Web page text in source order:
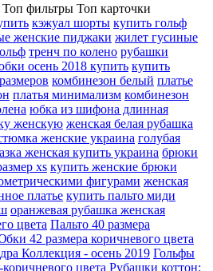
Топ фильтры Топ карточки
кэжуал шорты купить гольф
женские пиджаки жилет гусиные
тренч по колено рубашки
осень 2018 купить купить
комбинезон белый платье
платья минимализм комбинезон
юбка из шифона длинная
женскую женская белая рубашка
женские украина голубая
женская купить украина брюки
xs купить женские брюки
фигурами женская
платье купить пальто миди
оранжевая рубашка женская
цвета Пальто 40 размера
42 размера коричневого цвета
Коллекция - осень 2019 Гольфы
цвета Рубашки коттон: